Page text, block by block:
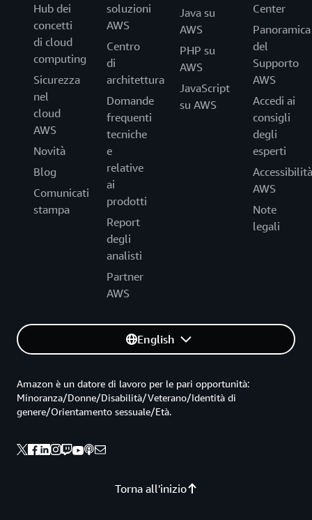
Hub dei
concetti
di cloud
computing
Sicurezza
nel
cloud
AWS
Novità
Blog
Comunicati
stampa
soluzioni
AWS
Centro
di
architettura
Domande
frequenti
tecniche
e
relative
ai
prodotti
Report
degli
analisti
Partner
AWS
Java su
AWS
PHP su
AWS
JavaScript
su AWS
Center
Panoramica
del
Supporto
AWS
Accedi ai
consigli
degli
esperti
Accessibilità
AWS
Note
legali
English
Torna all'inizio
Amazon è un datore di lavoro per le pari opportunità:
Minoranza/Donne/Disabilità/Veterano/Identità di
genere/Orientamento sessuale/Età.